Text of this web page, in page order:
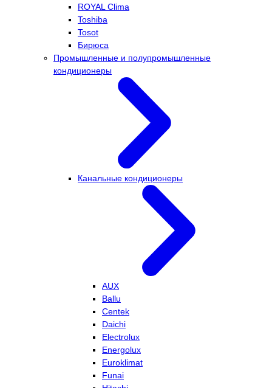
ROYAL Clima
Toshiba
Tosot
Бирюса
Промышленные и полупромышленные
кондиционеры
Канальные кондиционеры
AUX
Ballu
Centek
Daichi
Electrolux
Energolux
Euroklimat
Funai